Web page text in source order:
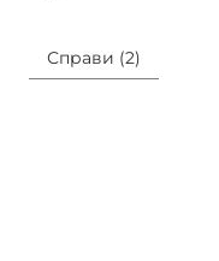
Справи (2)